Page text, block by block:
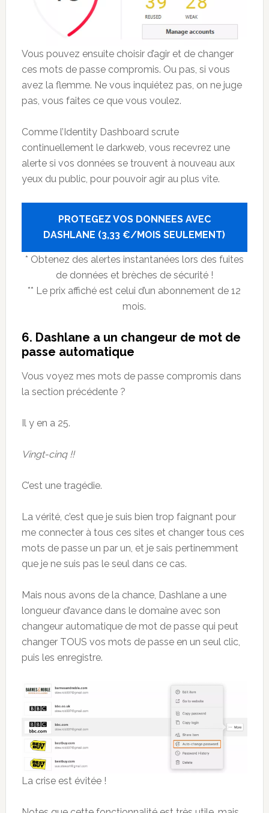
Vous pouvez ensuite choisir d’agir et de changer
ces mots de passe compromis. Ou pas, si vous
avez la flemme. Ne vous inquiétez pas, on ne juge
pas, vous faites ce que vous voulez.
Comme l’Identity Dashboard scrute
continuellement le darkweb, vous recevrez une
alerte si vos données se trouvent à nouveau aux
yeux du public, pour pouvoir agir au plus vite.
PROTEGEZ VOS DONNEES AVEC
DASHLANE (3,33 €/MOIS SEULEMENT)
* Obtenez des alertes instantanées lors des fuites
de données et brèches de sécurité !
** Le prix affiché est celui d’un abonnement de 12
mois.
6. Dashlane a un changeur de mot de
passe automatique
Vous voyez mes mots de passe compromis dans
la section précédente ?
Il y en a 25.
Vingt-cinq !!
C’est une tragédie.
La vérité, c’est que je suis bien trop faignant pour
me connecter à tous ces sites et changer tous ces
mots de passe un par un, et je sais pertinemment
que je ne suis pas le seul dans ce cas.
Mais nous avons de la chance, Dashlane a une
longueur d’avance dans le domaine avec son
changeur automatique de mot de passe qui peut
changer TOUS vos mots de passe en un seul clic,
puis les enregistre.
La crise est évitée !